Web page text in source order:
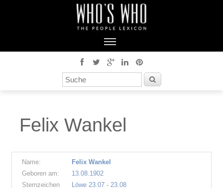
Felix Wankel
Name:
Felix Wankel
Geboren am:
13.08.1902
Sternzeichen
Löwe 23.07 - 23.08